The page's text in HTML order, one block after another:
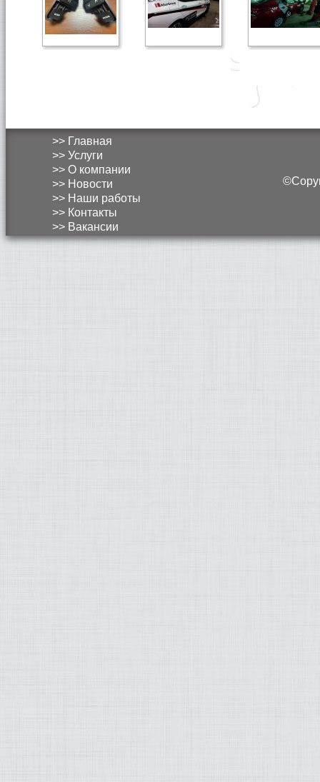
>> Главная
>> Услуги
>> О компании
>> Новости
>> Наши работы
>> Контакты
>> Вакансии